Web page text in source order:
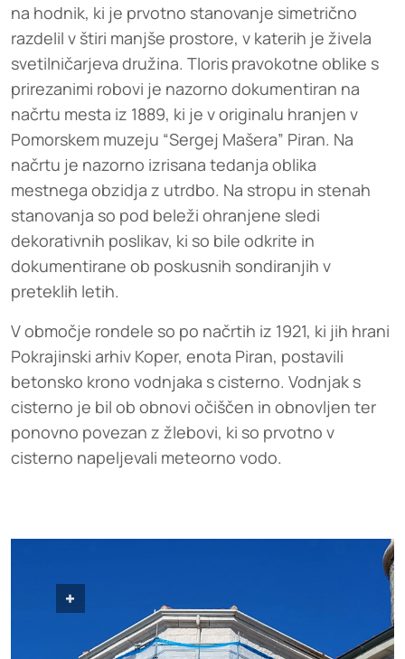
na hodnik, ki je prvotno stanovanje simetrično
razdelil v štiri manjše prostore, v katerih je živela
svetilničarjeva družina. Tloris pravokotne oblike s
prirezanimi robovi je nazorno dokumentiran na
načrtu mesta iz 1889, ki je v originalu hranjen v
Pomorskem muzeju “Sergej Mašera” Piran. Na
načrtu je nazorno izrisana tedanja oblika
mestnega obzidja z utrdbo. Na stropu in stenah
stanovanja so pod beleži ohranjene sledi
dekorativnih poslikav, ki so bile odkrite in
dokumentirane ob poskusnih sondiranjih v
preteklih letih.
V območje rondele so po načrtih iz 1921, ki jih hrani
Pokrajinski arhiv Koper, enota Piran, postavili
betonsko krono vodnjaka s cisterno. Vodnjak s
cisterno je bil ob obnovi očiščen in obnovljen ter
ponovno povezan z žlebovi, ki so prvotno v
cisterno napeljevali meteorno vodo.